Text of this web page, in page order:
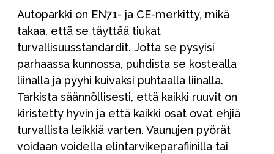
Autoparkki on EN71- ja CE-merkitty, mikä
takaa, että se täyttää tiukat
turvallisuusstandardit. Jotta se pysyisi
parhaassa kunnossa, puhdista se kostealla
liinalla ja pyyhi kuivaksi puhtaalla liinalla.
Tarkista säännöllisesti, että kaikki ruuvit on
kiristetty hyvin ja että kaikki osat ovat ehjiä
turvallista leikkiä varten. Vaunujen pyörät
voidaan voidella elintarvikeparafiinilla tai